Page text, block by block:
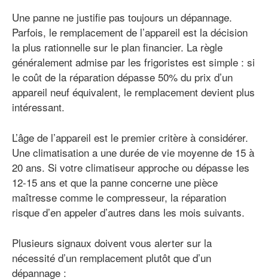
Une panne ne justifie pas toujours un dépannage.
Parfois, le remplacement de l’appareil est la décision
la plus rationnelle sur le plan financier. La règle
généralement admise par les frigoristes est simple : si
le coût de la réparation dépasse 50% du prix d’un
appareil neuf équivalent, le remplacement devient plus
intéressant.
L’âge de l’appareil est le premier critère à considérer.
Une climatisation a une durée de vie moyenne de 15 à
20 ans. Si votre climatiseur approche ou dépasse les
12-15 ans et que la panne concerne une pièce
maîtresse comme le compresseur, la réparation
risque d’en appeler d’autres dans les mois suivants.
Plusieurs signaux doivent vous alerter sur la
nécessité d’un remplacement plutôt que d’un
dépannage :